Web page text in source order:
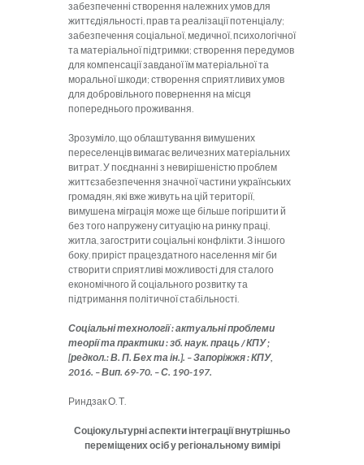
забезпеченні створення належних умов для
життєдіяльності, прав та реалізації потенціалу;
забезпечення соціальної, медичної, психологічної
та матеріальної підтримки; створення передумов
для компенсації завданої їм матеріальної та
моральної шкоди; створення сприятливих умов
для добровільного повернення на місця
попереднього проживання.
Зрозуміло, що облаштування вимушених
переселенців вимагає величезних матеріальних
витрат. У поєднанні з невирішеністю проблем
життєзабезпечення значної частини українських
громадян, які вже живуть на цій території,
вимушена міграція може ще більше погіршити й
без того напружену ситуацію на ринку праці,
житла, загострити соціальні конфлікти. З іншого
боку, приріст працездатного населення міг би
створити сприятливі можливості для сталого
економічного й соціального розвитку та
підтримання політичної стабільності.
Соціальні технології : актуальні проблеми
теорії та практики : зб. наук. праць / КПУ ;
[редкол.: В. П. Бех та ін.]. – Запоріжжя : КПУ,
2016. – Вип. 69-70. – С. 190-197.
Риндзак О. Т.
Соціокультурні аспекти інтеграції внутрішньо
переміщених осіб у регіональному вимірі